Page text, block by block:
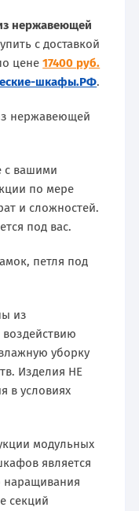
нержавеющей
с доставкой
цене17400 руб.
шкафы.РФ.
нержавеющей
с вашими
по мере
и сложностей.
под вас.
петля под
из
уборку
Изделия НЕ
в условиях
модульных
является
наращивания
секций